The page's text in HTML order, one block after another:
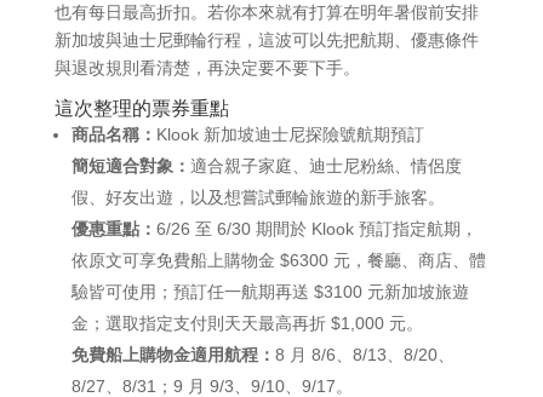
也有每日最高折扣。若你本來就有打算在明年暑假前安排
新加坡與迪士尼郵輪行程，這波可以先把航期、優惠條件
與退改規則看清楚，再決定要不要下手。
這次整理的票券重點
商品名稱： Klook 新加坡迪士尼探險號航期預訂
簡短適合對象： 適合親子家庭、迪士尼粉絲、情侶度
假、好友出遊，以及想嘗試郵輪旅遊的新手旅客。
優惠重點： 6/26 至 6/30 期間於 Klook 預訂指定航期，
依原文可享免費船上購物金 $6300 元，餐廳、商店、體
驗皆可使用；預訂任一航期再送 $3100 元新加坡旅遊
金；選取指定支付則天天最高再折 $1,000 元。
免費船上購物金適用航程： 8 月 8/6、8/13、8/20、
8/27、8/31；9 月 9/3、9/10、9/17。